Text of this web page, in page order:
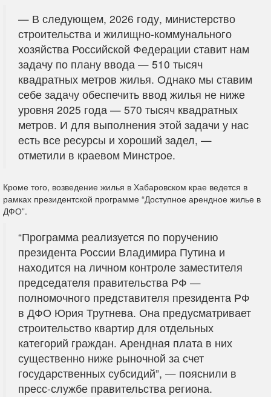
— В следующем, 2026 году, министерство
строительства и жилищно-коммунального
хозяйства Российской Федерации ставит нам
задачу по плану ввода — 510 тысяч
квадратных метров жилья. Однако мы ставим
себе задачу обеспечить ввод жилья не ниже
уровня 2025 года — 570 тысяч квадратных
метров. И для выполнения этой задачи у нас
есть все ресурсы и хороший задел, —
отметили в краевом Минстрое.
Кроме того, возведение жилья в Хабаровском крае ведется в
рамках президентской программе “Доступное арендное жилье в
ДФО”.
“Программа реализуется по поручению
президента России Владимира Путина и
находится на личном контроле заместителя
председателя правительства РФ —
полномочного представителя президента РФ
в ДФО Юрия Трутнева. Она предусматривает
строительство квартир для отдельных
категорий граждан. Арендная плата в них
существенно ниже рыночной за счет
государственных субсидий”, — пояснили в
пресс-службе правительства региона.